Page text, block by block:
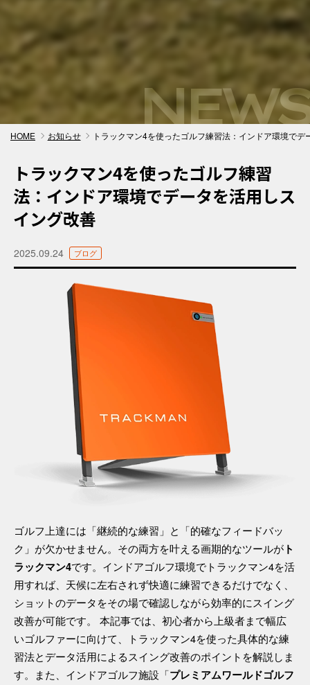
NEWS
HOME お知らせ トラックマン4を使ったゴルフ練習法：インドア環境で
トラックマン4を使ったゴルフ練習
法：インドア環境でデータを活用しス
イング改善
2025.09.24 ブログ
ゴルフ上達には「継続的な練習」と「的確なフィードバッ
ク」が欠かせません。その両方を叶える画期的なツールが ト
ラックマン4です。インドアゴルフ環境でトラックマン4を活
用すれば、天候に左右されず快適に練習できるだけでなく、
ショットのデータをその場で確認しながら効率的にスイング
改善が可能です。 本記事では、初心者から上級者まで幅広
いゴルファーに向けて、トラックマン4を使った具体的な練
習法とデータ活用によるスイング改善のポイントを解説しま
す。また、インドアゴルフ施設「プレミアムワールドゴルフ